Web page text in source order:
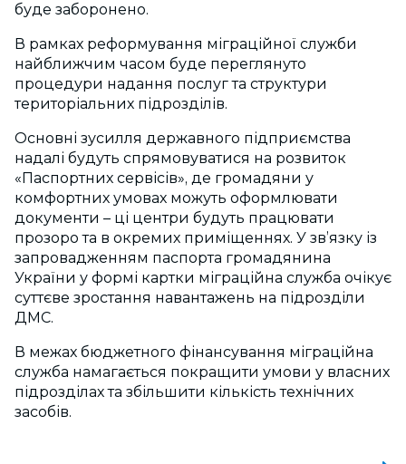
буде заборонено.
В рамках реформування міграційної служби
найближчим часом буде переглянуто
процедури надання послуг та структури
територіальних підрозділів.
Основні зусилля державного підприємства
надалі будуть спрямовуватися на розвиток
«Паспортних сервісів», де громадяни у
комфортних умовах можуть оформлювати
документи – ці центри будуть працювати
прозоро та в окремих приміщеннях. У зв’язку із
запровадженням паспорта громадянина
України у формі картки міграційна служба очікує
суттєве зростання навантажень на підрозділи
ДМС.
В межах бюджетного фінансування міграційна
служба намагається покращити умови у власних
підрозділах та збільшити кількість технічних
засобів.